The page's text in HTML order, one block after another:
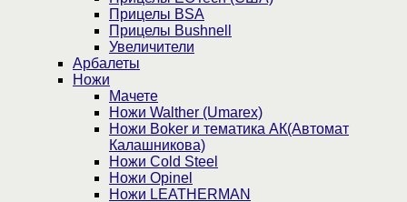
Прицелы BSA
Прицелы Bushnell
Увеличители
Арбалеты
Ножи
Мачете
Ножи Walther (Umarex)
Ножи Boker и тематика АК(Автомат
Калашникова)
Ножи Cold Steel
Ножи Opinel
Ножи LEATHERMAN